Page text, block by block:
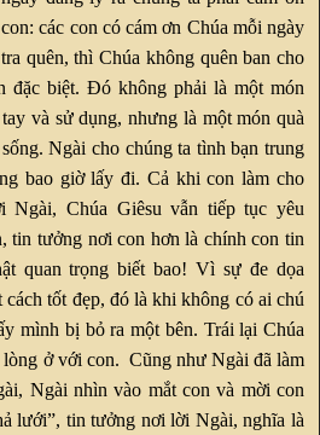
các con có cám ơn Chúa mỗi ngày
quên, thì Chúa không quên ban cho
đặc biệt. Đó không phải là một món
và sử dụng, nhưng là một món quà
Ngài cho chúng ta tình bạn trung
bao giờ lấy đi. Cả khi con làm cho
Ngài, Chúa Giêsu vẫn tiếp tục yêu
tin tưởng nơi con hơn là chính con tin
quan trọng biết bao! Vì sự đe dọa
tốt đẹp, đó là khi không có ai chú
mình bị bỏ ra một bên. Trái lại Chúa
ở với con. Cũng như Ngài đã làm
Ngài nhìn vào mắt con và mời con
lưới”, tin tưởng nơi lời Ngài, nghĩa là